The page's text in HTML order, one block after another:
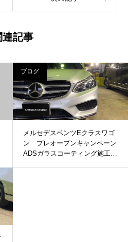
連記事
ブログ
メルセデスベンツEクラスワゴ
ン プレオープンキャンペーン
ADSガラスコーティング施工